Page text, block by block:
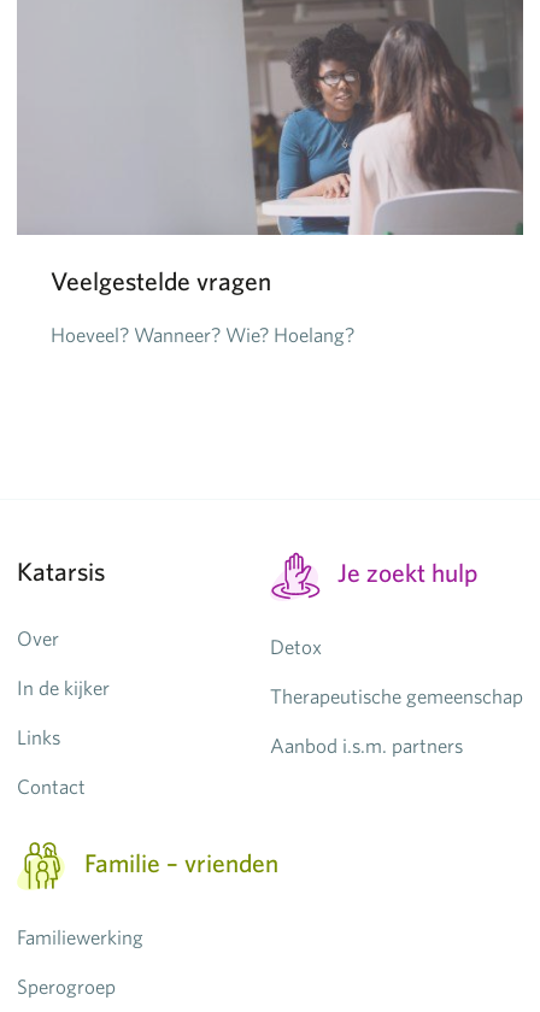
Veelgestelde vragen
Hoeveel? Wanneer? Wie? Hoelang?
Katarsis
Over
In de kijker
Links
Contact
Je zoekt hulp
Detox
Therapeutische gemeenschap
Aanbod i.s.m. partners
Familie – vrienden
Familiewerking
Sperogroep